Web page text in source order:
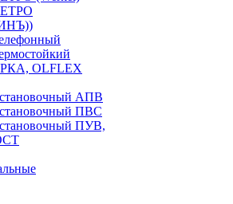
OLFLEX
АПВ
ПВС
ПУВ,